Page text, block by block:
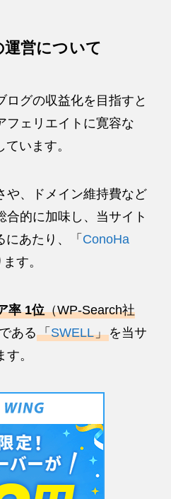
運営について
ログの収益化を目指すと
フェリエイトに寛容な
ています。
や、ドメイン維持費など
合的に加味し、当サイト
あたり、「 ConoHa
す。
率 1位（WP-Search社
ある「SWELL」を当サ
。